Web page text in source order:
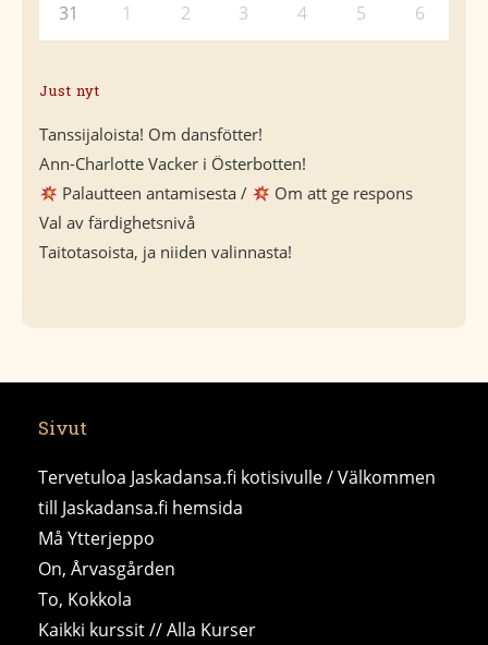
31 1 2 3 4 5 6
Just nyt
Tanssijaloista! Om dansfötter!
Ann-Charlotte Vacker i Österbotten!
Palautteen antamisesta /
Om att ge respons
Val av färdighetsnivå
Taitotasoista, ja niiden valinnasta!
Sivut
Tervetuloa Jaskadansa.fi kotisivulle / Välkommen
till Jaskadansa.fi hemsida
Må Ytterjeppo
On, Årvasgården
To, Kokkola
Kaikki kurssit // Alla Kurser